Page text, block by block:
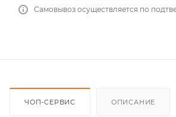
Самовывоз осуществляется по
ЧОП-СЕРВИС ОПИСАНИЕ